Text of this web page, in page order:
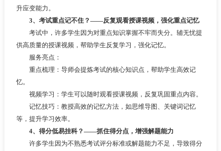
升应变能力。
3、考试重点记不住？——反复观看授课视频，强化重点记忆
考试中，许多学生因为对重点知识掌握不牢而失分。辅无忧提
供高质量的授课视频，帮助学生反复学习，强化记忆。
服务亮点：
重点梳理：导师会提炼考试的核心知识点，帮助学生高效记
忆。
视频学习：学生可以随时观看授课视频，反复巩固重点内容。
记忆技巧：教授高效的记忆方法，如思维导图、关键词记忆
等，提升学习效率。
4、得分低易挂科？——抓住得分点，增强解题能力
许多学生因为不熟悉考试评分标准或解题能力不足，导致得分